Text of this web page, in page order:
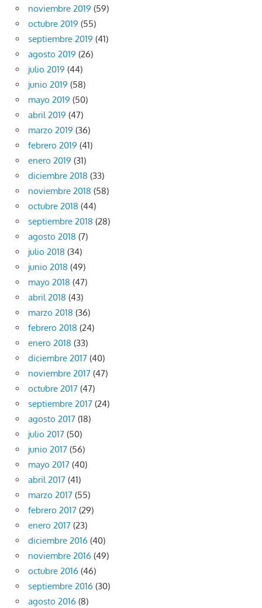
noviembre 2019 (59)
octubre 2019 (55)
septiembre 2019 (41)
agosto 2019 (26)
julio 2019 (44)
junio 2019 (58)
mayo 2019 (50)
abril 2019 (47)
marzo 2019 (36)
febrero 2019 (41)
enero 2019 (31)
diciembre 2018 (33)
noviembre 2018 (58)
octubre 2018 (44)
septiembre 2018 (28)
agosto 2018 (7)
julio 2018 (34)
junio 2018 (49)
mayo 2018 (47)
abril 2018 (43)
marzo 2018 (36)
febrero 2018 (24)
enero 2018 (33)
diciembre 2017 (40)
noviembre 2017 (47)
octubre 2017 (47)
septiembre 2017 (24)
agosto 2017 (18)
julio 2017 (50)
junio 2017 (56)
mayo 2017 (40)
abril 2017 (41)
marzo 2017 (55)
febrero 2017 (29)
enero 2017 (23)
diciembre 2016 (40)
noviembre 2016 (49)
octubre 2016 (46)
septiembre 2016 (30)
agosto 2016 (8)